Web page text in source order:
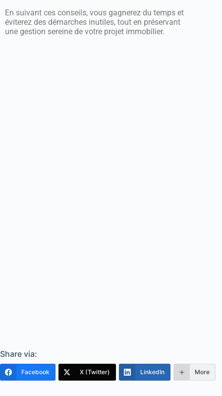
En suivant ces conseils, vous gagnerez du temps et
éviterez des démarches inutiles, tout en préservant
une gestion sereine de votre projet immobilier.
Share via:
Facebook X (Twitter) LinkedIn More